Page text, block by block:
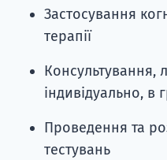
Застосування
терапії
Консультування,
індивідуально, в
Проведення та
тестувань